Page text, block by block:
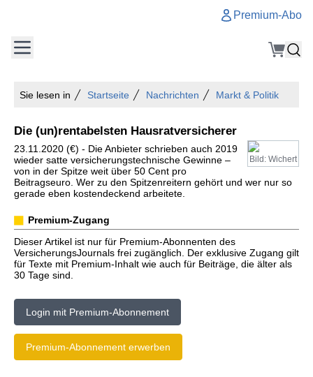
Premium-Abo
Sie lesen in Startseite Nachrichten Markt & Politik
Die (un)rentabelsten Hausratversicherer
Bild: Wichert
23.11.2020 (€) - Die Anbieter schrieben auch 2019
wieder satte versicherungstechnische Gewinne –
von in der Spitze weit über 50 Cent pro
Beitragseuro. Wer zu den Spitzenreitern gehört und wer nur so
gerade eben kostendeckend arbeitete.
Premium-Zugang
Dieser Artikel ist nur für Premium-Abonnenten des
VersicherungsJournals frei zugänglich. Der exklusive Zugang gilt
für Texte mit Premium-Inhalt wie auch für Beiträge, die älter als
30 Tage sind.
Login mit Premium-Abonnement
Premium-Abonnement erwerben